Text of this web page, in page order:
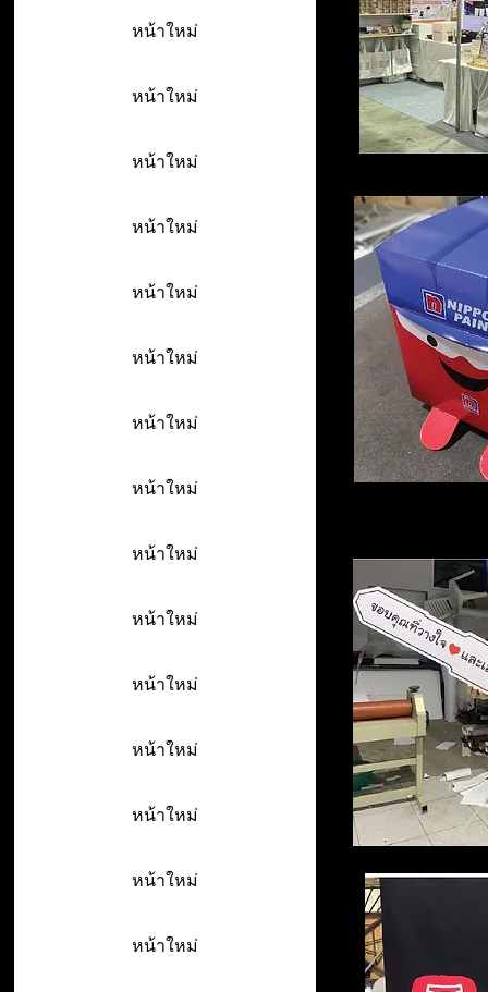
หน้าใหม่
หน้าใหม่
หน้าใหม่
หน้าใหม่
หน้าใหม่
หน้าใหม่
หน้าใหม่
หน้าใหม่
หน้าใหม่
หน้าใหม่
หน้าใหม่
หน้าใหม่
หน้าใหม่
หน้าใหม่
หน้าใหม่